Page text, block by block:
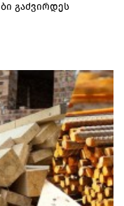
გაძვირდეს